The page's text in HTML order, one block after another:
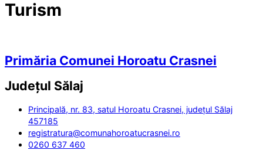
Turism
Primăria Comunei Horoatu Crasnei
Județul Sălaj
Principală, nr. 83, satul Horoatu Crasnei, județul Sălaj
457185
registratura@comunahoroatucrasnei.ro
0260 637 460